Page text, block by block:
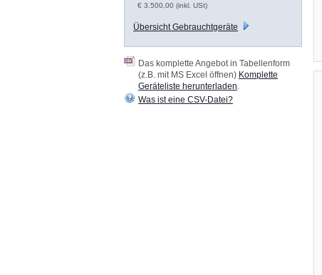
€ 3.500,00 (inkl. USt)
Übersicht Gebrauchtgeräte
Das komplette Angebot in Tabellenform
(z.B. mit MS Excel öffnen) Komplette
Geräteliste herunterladen
Was ist eine CSV-Datei?